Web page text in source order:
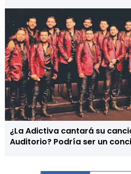
¿La Adictiva cantará su
Auditorio? Podría ser un